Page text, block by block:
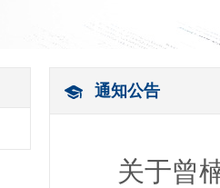
通知公告
关于曾